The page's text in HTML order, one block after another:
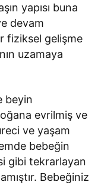
yapısı buna
devam
fiziksel gelişme
uzamaya
beyin
evrilmiş ve
ve yaşam
bebeğin
gibi tekrarlayan
Bebeğiniz